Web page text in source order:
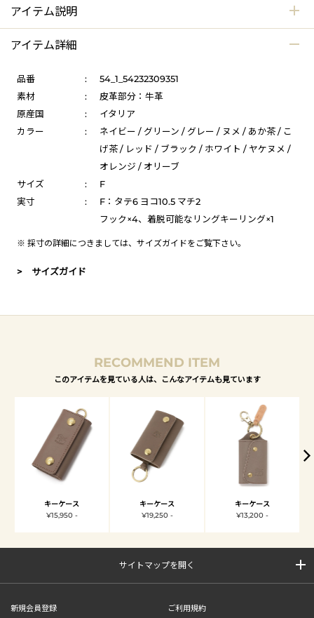
アイテム説明
アイテム詳細
品番 :
54_1_54232309351
素材
:
皮革部分：牛革
原産国
:
イタリア
カラー
:
ネイビー / グリーン / グレー / ヌメ / あか茶 / こ
げ茶 / レッド / ブラック / ホワイト / ヤケヌメ /
オレンジ / オリーブ
サイズ
:
F
実寸
:
F：タテ6 ヨコ10.5 マチ2
フック×4、着脱可能なリングキーリング×1
※ 採寸の詳細につきましては、 サイズガイドをご覧下さい。
> サイズガイド
RECOMMEND ITEM
このアイテムを見ている人は、こんなアイテムも見ています
キーケース
¥15,950 -
キーケース
¥19,250 -
キーケース
¥13,200 -
サイトマップを開く
新規会員登録 ご利用規約